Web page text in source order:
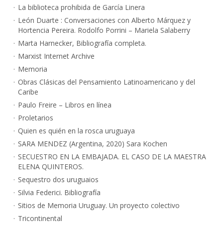
La biblioteca prohibida de García Linera
León Duarte : Conversaciones con Alberto Márquez y
Hortencia Pereira. Rodolfo Porrini – Mariela Salaberry
Marta Harnecker, Bibliografía completa.
Marxist Internet Archive
Memoria
Obras Clásicas del Pensamiento Latinoamericano y del
Caribe
Paulo Freire – Libros en línea
Proletarios
Quien es quién en la rosca uruguaya
SARA MENDEZ (Argentina, 2020) Sara Kochen
SECUESTRO EN LA EMBAJADA. EL CASO DE LA MAESTRA
ELENA QUINTEROS.
Sequestro dos uruguaios
Silvia Federici. Bibliografía
Sitios de Memoria Uruguay. Un proyecto colectivo
Tricontinental